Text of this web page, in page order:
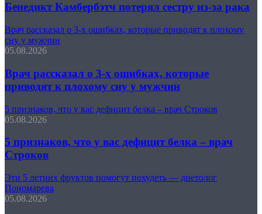
Бенедикт Камбербэтч потерял сестру из-за рака
Врач рассказал о 3-х ошибках, которые приводят к плохому
сну у мужчин
05.08.2026
Врач рассказал о 3-х ошибках, которые
приводят к плохому сну у мужчин
5 признаков, что у вас дефицит белка – врач Строков
05.08.2026
5 признаков, что у вас дефицит белка – врач
Строков
Эти 5 летних фруктов помогут похудеть — диетолог
Пономарева
05.08.2026